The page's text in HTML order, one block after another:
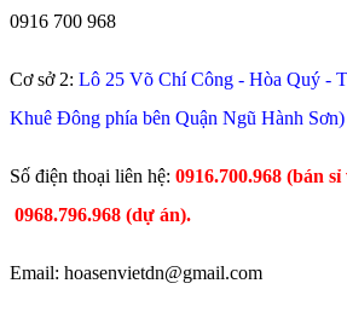
0916 700 968
Cơ sở 2: Lô 25 Võ Chí Công - Hòa Quý -
Khuê Đông phía bên Quận Ngũ Hành Sơn)
​Số điện thoại liên hệ: 0916.700.968 (bán sỉ
0968.796.968 (dự án).
Email: hoasenvietdn@gmail.com